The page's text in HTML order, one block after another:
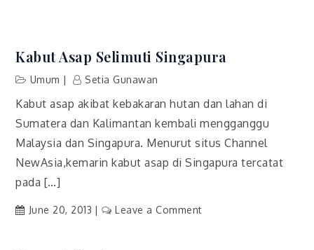
Kabut Asap Selimuti Singapura
Umum Setia Gunawan
Kabut asap akibat kebakaran hutan dan lahan di
Sumatera dan Kalimantan kembali mengganggu
Malaysia dan Singapura. Menurut situs Channel
NewAsia,kemarin kabut asap di Singapura tercatat
pada […]
June 20, 2013 Leave a Commenton